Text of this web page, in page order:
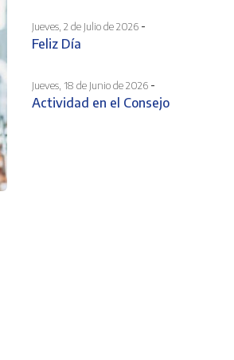
Jueves, 2 de Julio de 2026 -
Feliz Día
Jueves, 18 de Junio de 2026 -
Actividad en el Consejo